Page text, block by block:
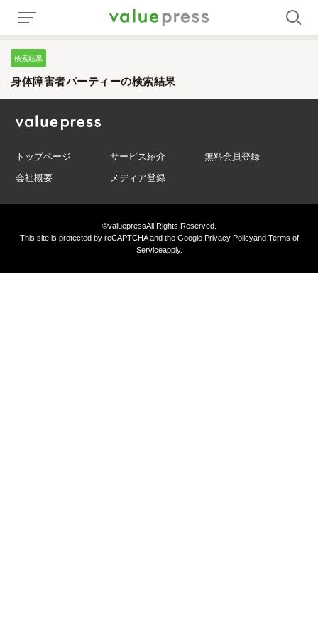
検索結果
身体障害者パーティーの検索結果
トップページ サービス紹介
無料会員登録
会社概要
メディア登録
©valuepressAll Rights Reserved.
This site is protected by reCAPTCHA and the GooglePrivacy Policyand Terms of
Serviceapply.